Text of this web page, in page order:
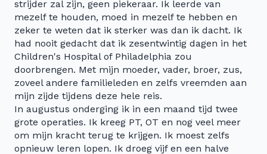
strijder zal zijn, geen piekeraar. Ik leerde van
mezelf te houden, moed in mezelf te hebben en
zeker te weten dat ik sterker was dan ik dacht. Ik
had nooit gedacht dat ik zesentwintig dagen in het
Children's Hospital of Philadelphia zou
doorbrengen. Met mijn moeder, vader, broer, zus,
zoveel andere familieleden en zelfs vreemden aan
mijn zijde tijdens deze hele reis.
In augustus onderging ik in een maand tijd twee
grote operaties. Ik kreeg PT, OT en nog veel meer
om mijn kracht terug te krijgen. Ik moest zelfs
opnieuw leren lopen. Ik droeg vijf en een halve